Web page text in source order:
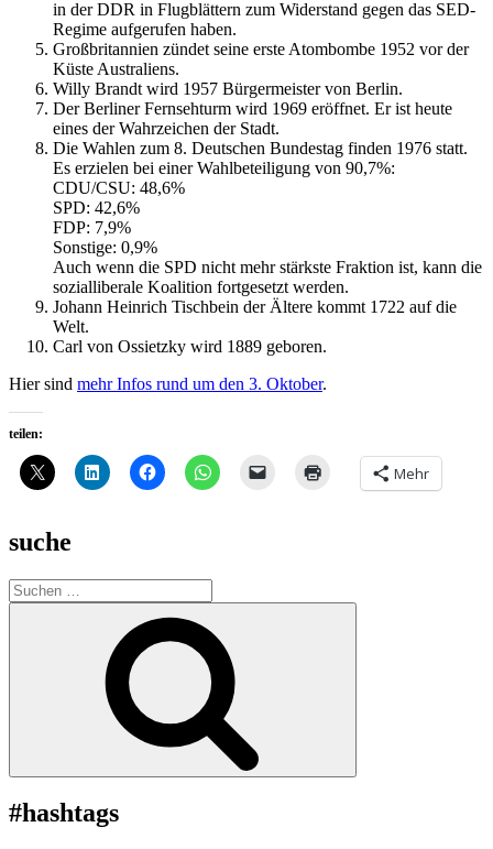
in der DDR in Flugblättern zum Widerstand gegen das SED-
Regime aufgerufen haben.
Großbritannien zündet seine erste Atombombe 1952 vor der
Küste Australiens.
Willy Brandt wird 1957 Bürgermeister von Berlin.
Der Berliner Fernsehturm wird 1969 eröffnet. Er ist heute
eines der Wahrzeichen der Stadt.
Die Wahlen zum 8. Deutschen Bundestag finden 1976 statt.
Es erzielen bei einer Wahlbeteiligung von 90,7%:
CDU/CSU: 48,6%
SPD: 42,6%
FDP: 7,9%
Sonstige: 0,9%
Auch wenn die SPD nicht mehr stärkste Fraktion ist, kann die
sozialliberale Koalition fortgesetzt werden.
Johann Heinrich Tischbein der Ältere kommt 1722 auf die
Welt.
Carl von Ossietzky wird 1889 geboren.
Hier sind mehr Infos rund um den 3. Oktober.
teilen:
Mehr
suche
Suche
nach:
#hashtags